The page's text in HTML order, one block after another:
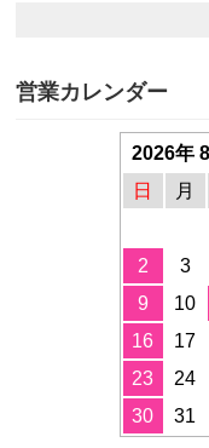
営業カレンダー
2026年
日
月
2
3
9
10
16
17
23
24
30
31